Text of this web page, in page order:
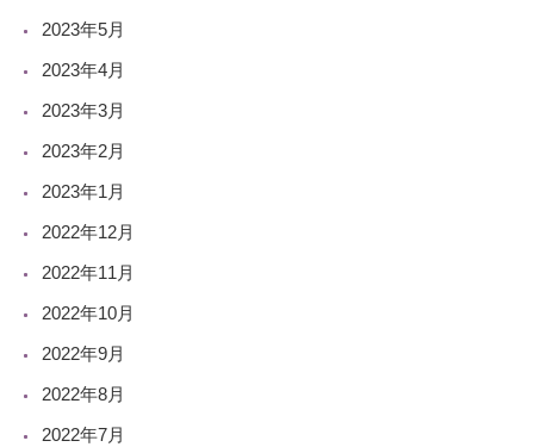
2023年5月
2023年4月
2023年3月
2023年2月
2023年1月
2022年12月
2022年11月
2022年10月
2022年9月
2022年8月
2022年7月